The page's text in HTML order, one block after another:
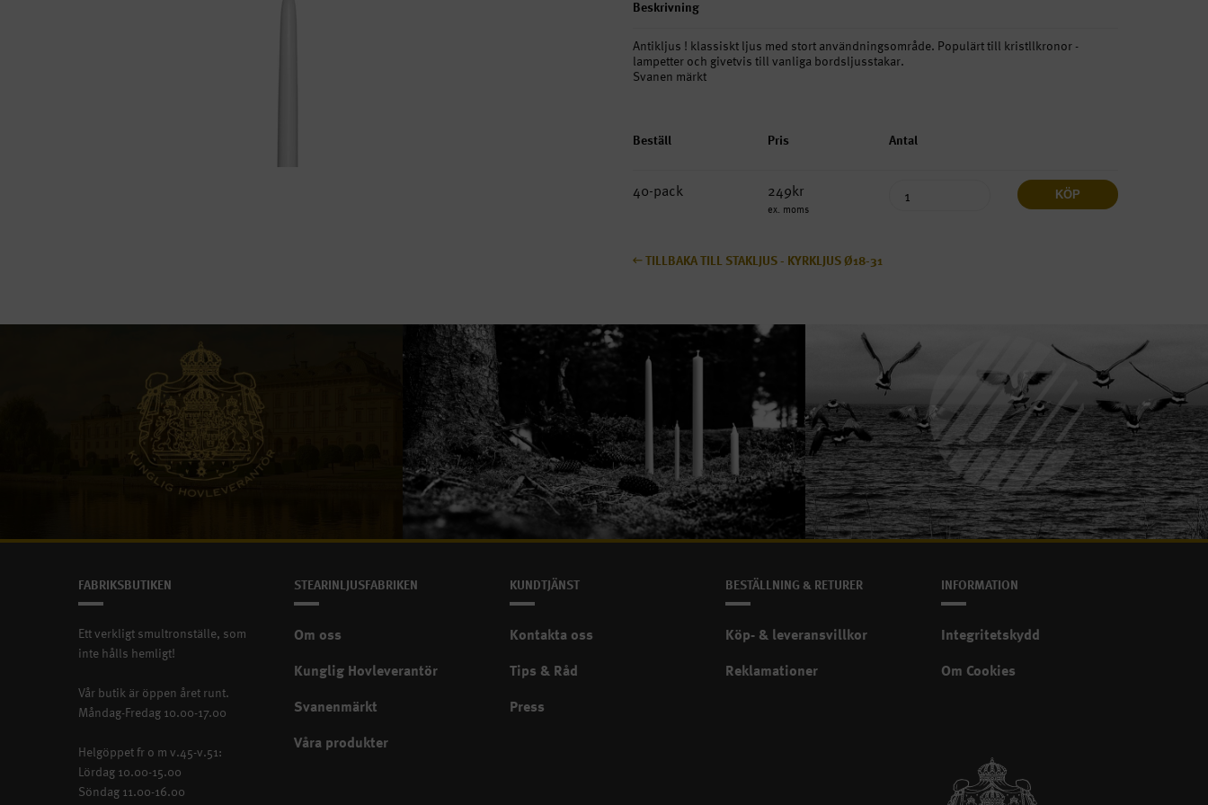
Beskrivning
Antikljus ! klassiskt ljus med stort användningsområde. Populärt till kristllkronor -
lampetter och givetvis till vanliga bordsljusstakar.
Svanen märkt
Beställ Pris Antal
40-pack 249kr
ex. moms
KÖP
TILLBAKA TILL STAKLJUS - KYRKLJUS Ø18-31
En krönt affärsrelation Tillverkade i Ängelholm Svanenmärkt
FABRIKSBUTIKEN
Ett verkligt smultronställe, som
inte hålls hemligt!
Vår butik är öppen året runt.
Måndag-Fredag 10.00-17.00
Helgöppet fr o m v.45-v.51:
Lördag 10.00-15.00
Söndag 11.00-16.00
STEARINLJUSFABRIKEN
Om oss
Kunglig Hovleverantör
Svanenmärkt
Våra produkter
KUNDTJÄNST
Kontakta oss
Tips & Råd
Press
BESTÄLLNING & RETURER
Köp- & leveransvillkor
Reklamationer
INFORMATION
Integritetskydd
Om Cookies